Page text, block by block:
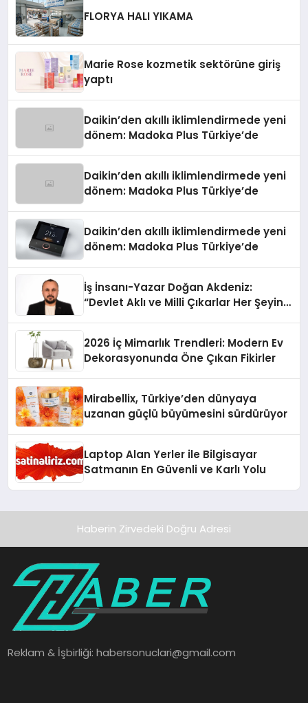
FLORYA HALI YIKAMA
Marie Rose kozmetik sektörüne giriş
yaptı
Daikin’den akıllı iklimlendirmede yeni
dönem: Madoka Plus Türkiye’de
Daikin’den akıllı iklimlendirmede yeni
dönem: Madoka Plus Türkiye’de
Daikin’den akıllı iklimlendirmede yeni
dönem: Madoka Plus Türkiye’de
İş İnsanı-Yazar Doğan Akdeniz:
“Devlet Aklı ve Milli Çıkarlar Her Şeyin
2026 İç Mimarlık Trendleri: Modern Ev
Dekorasyonunda Öne Çıkan Fikirler
Mirabellix, Türkiye’den dünyaya
uzanan güçlü büyümesini sürdürüyor
Laptop Alan Yerler ile Bilgisayar
Satmanın En Güvenli ve Karlı Yolu
Haberin Zirvedeki Doğru Adresi
Reklam & İşbirliği:habersonuclari@gmail.com